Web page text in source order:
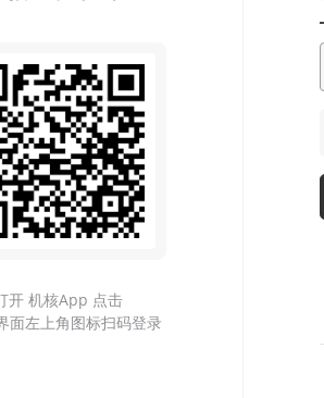
安利大帝
The Witness
不仅仅是一个划线游戏，而
开 机核App 点击
面左上角图标扫码登录